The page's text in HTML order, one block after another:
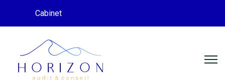
Cabinet